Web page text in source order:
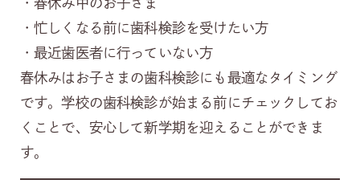
・忙しくなる前に歯科検診を受けたい方
・最近歯医者に行っていない方
春休みはお子さまの歯科検診にも最適なタイミング
です。学校の歯科検診が始まる前にチェックしてお
くことで、安心して新学期を迎えることができま
す。